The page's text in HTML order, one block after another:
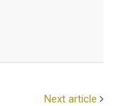
Next article